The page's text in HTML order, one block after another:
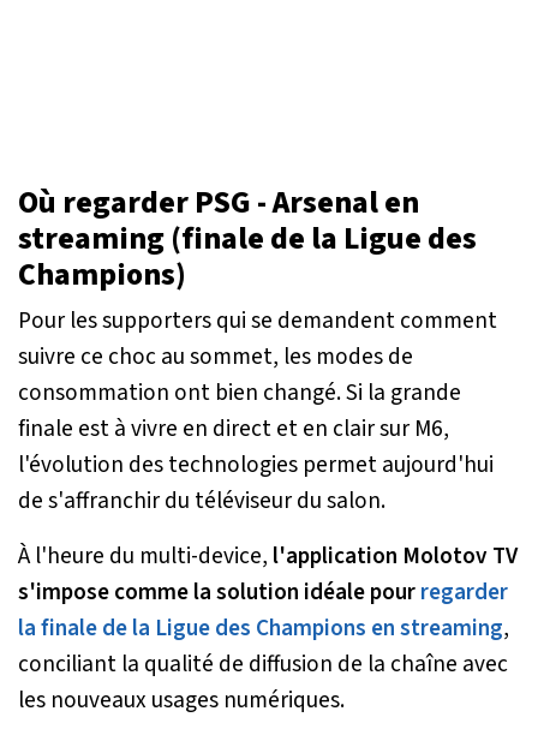
Où regarder PSG - Arsenal en
streaming (finale de la Ligue des
Champions)
Pour les supporters qui se demandent comment
suivre ce choc au sommet, les modes de
consommation ont bien changé. Si la grande
finale est à vivre en direct et en clair sur M6,
l'évolution des technologies permet aujourd'hui
de s'affranchir du téléviseur du salon.
À l'heure du multi-device, l'application Molotov TV
s'impose comme la solution idéale pourregarder
la finale de la Ligue des Champions en streaming,
conciliant la qualité de diffusion de la chaîne avec
les nouveaux usages numériques.